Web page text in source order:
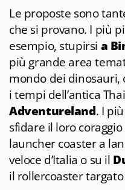
Le proposte sono
che si provano. I più
esempio, stupirsi a
più grande area
mondo dei dinosauri,
i tempi dell’antica
Adventureland. I
sfidare il loro coraggio
launcher coaster a
veloce d’Italia o su il
il rollercoaster targato